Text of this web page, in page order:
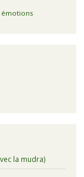
émotions
la mudra)